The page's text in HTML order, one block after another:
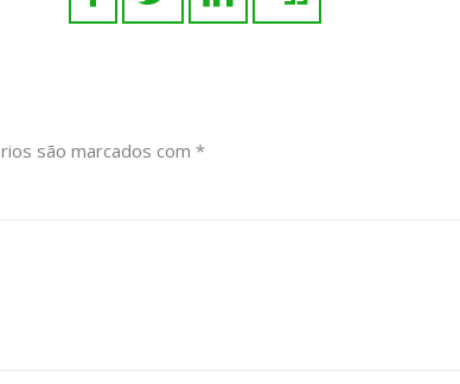
são marcados com *